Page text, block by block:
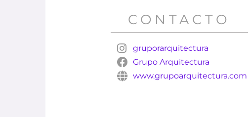
CONTACTO
gruporarquitectura
Grupo Arquitectura
www.grupoarquitectura.com